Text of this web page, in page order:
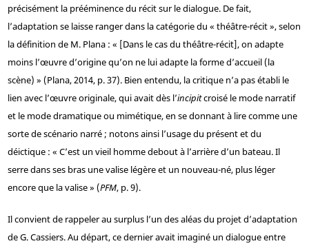
précisément la prééminence du récit sur le dialogue. De fait,
l’adaptation se laisse ranger dans la catégorie du « théâtre-récit », selon
la définition de M. Plana : « [Dans le cas du théâtre-récit], on adapte
moins l’œuvre d’origine qu’on ne lui adapte la forme d’accueil (la
scène) » (Plana, 2014, p. 37). Bien entendu, la critique n’a pas établi le
lien avec l’œuvre originale, qui avait dès l’incipitcroisé le mode narratif
et le mode dramatique ou mimétique, en se donnant à lire comme une
sorte de scénario narré ; notons ainsi l’usage du présent et du
déictique : « C’est un vieil homme debout à l’arrière d’un bateau. Il
serre dans ses bras une valise légère et un nouveau-né, plus léger
encore que la valise » (PFM, p. 9).
Il convient de rappeler au surplus l’un des aléas du projet d’adaptation
de G. Cassiers. Au départ, ce dernier avait imaginé un dialogue entre